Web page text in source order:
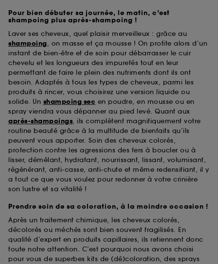
Pour bien débuter sa journée, le matin, c’est
shampoing plus après-shampoing !
Laver ses cheveux, quel plaisir merveilleux : grâce au
shampoing, on masse et ça mousse ! On profite alors d’un
instant de bien-être et de soin pour débarrasser le cuir
chevelu et les longueurs des impuretés tout en leur
permettant de faire le plein des nutriments dont ils ont
besoin. Adaptés à tous les types de cheveux, parmi les
produits à rincer, vous choisirez une version liquide ou
solide. Un shampoing sec en poudre, en mousse ou en
spray viendra vous dépanner au pied levé. Quant aux
après-shampoings, ils complètent magnifiquement votre
routine beauté grâce à la multitude de bienfaits qu’ils
peuvent vous apporter. Soin des cheveux colorés,
protection contre les agressions des fers à boucler ou à
lisser, démêlant, hydratant, nourrissant, lissant, volumisant,
régénérant, anti-casse, anti-chute et même redensifiant, il y
a tout ce que vous voulez pour redonner à votre crinière
son lustre et sa vitalité !
Prendre soin de sa coloration, à la moindre occasion !
Après un traitement chimique, les cheveux colorés,
décolorés ou méchés sont bien souvent fragilisés. En
qualité d’expert en produits capillaires, ils retiennent donc
toute notre attention. C’est pourquoi nous avons choisi
pour vous de superbes kits de (dé)coloration, des sprays